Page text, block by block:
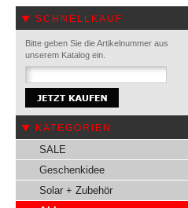
SCHNELLKAUF
Bitte geben Sie die Artikelnummer aus
unserem Katalog ein.
KATEGORIEN
SALE
Geschenkidee
Solar + Zubehör